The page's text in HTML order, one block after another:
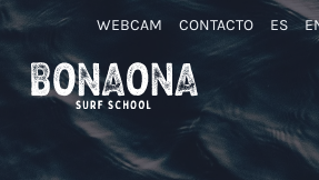
WEBCAM CONTACTO ES